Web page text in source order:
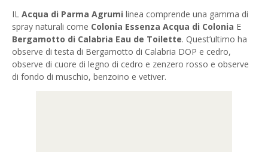
IL Acqua di Parma Agrumi linea comprende una gamma di
spray naturali come Colonia Essenza Acqua di Colonia E
Bergamotto di Calabria Eau de Toilette. Quest’ultimo ha
observe di testa di Bergamotto di Calabria DOP e cedro,
observe di cuore di legno di cedro e zenzero rosso e observe
di fondo di muschio, benzoino e vetiver.